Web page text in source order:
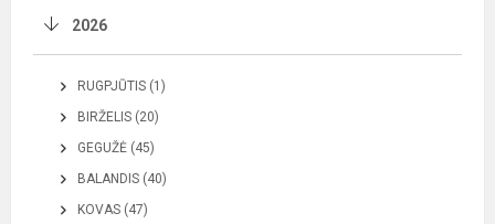
2026
RUGPJŪTIS (1)
BIRŽELIS (20)
GEGUŽĖ (45)
BALANDIS (40)
KOVAS (47)